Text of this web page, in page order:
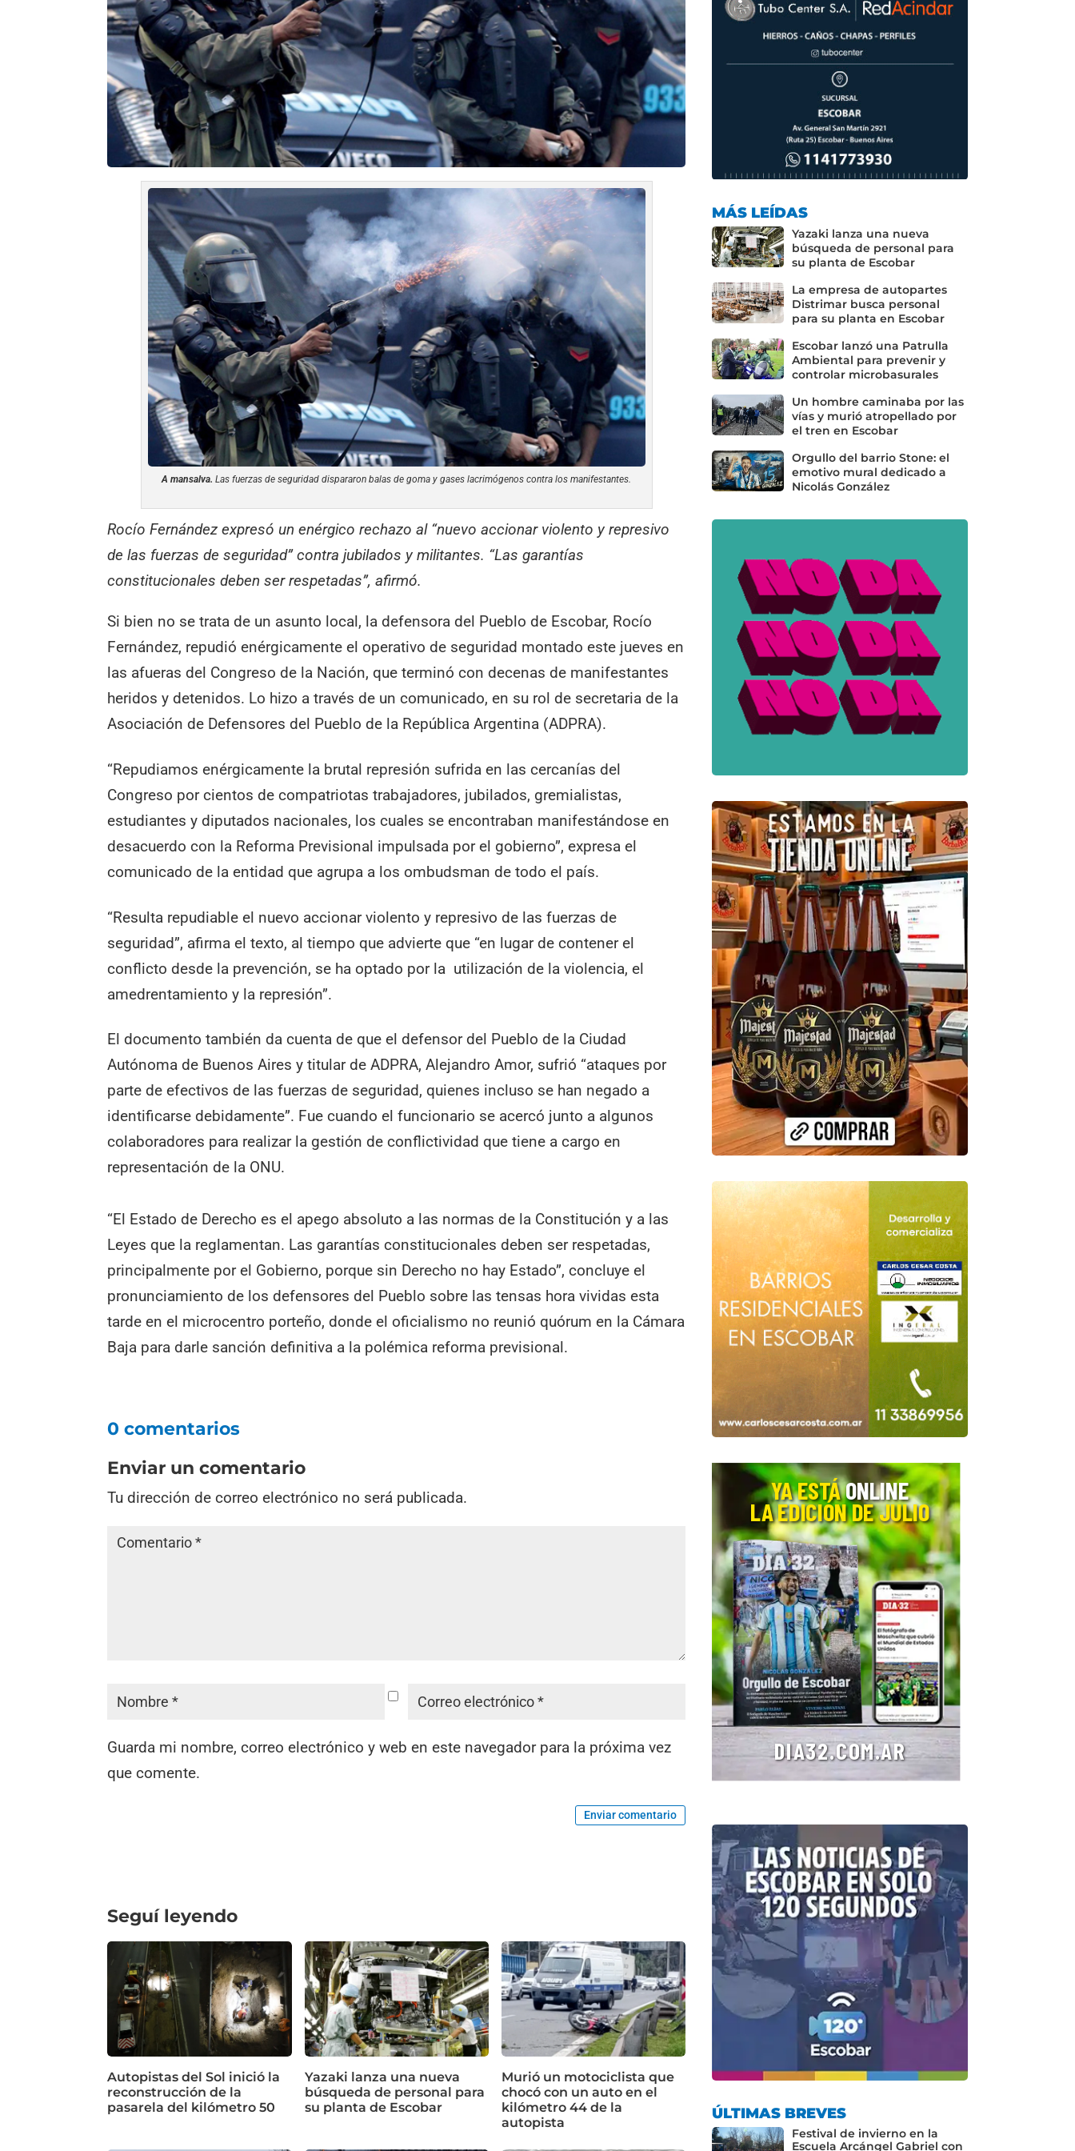
A mansalva. Las fuerzas de seguridad dispararon balas de goma y gases lacrimógenos contra los manifestantes.
Rocío Fernández expresó un enérgico rechazo al “nuevo accionar violento y represivo
de las fuerzas de seguridad” contra jubilados y militantes. “Las garantías
constitucionales deben ser respetadas”, afirmó.
Si bien no se trata de un asunto local, la defensora del Pueblo de Escobar, Rocío
Fernández, repudió enérgicamente el operativo de seguridad montado este jueves en
las afueras del Congreso de la Nación, que terminó con decenas de manifestantes
heridos y detenidos. Lo hizo a través de un comunicado, en su rol de secretaria de la
Asociación de Defensores del Pueblo de la República Argentina (ADPRA).
“Repudiamos enérgicamente la brutal represión sufrida en las cercanías del
Congreso por cientos de compatriotas trabajadores, jubilados, gremialistas,
estudiantes y diputados nacionales, los cuales se encontraban manifestándose en
desacuerdo con la Reforma Previsional impulsada por el gobierno”, expresa el
comunicado de la entidad que agrupa a los ombudsman de todo el país.
“Resulta repudiable el nuevo accionar violento y represivo de las fuerzas de
seguridad”, afirma el texto, al tiempo que advierte que “en lugar de contener el
conflicto desde la prevención, se ha optado por la utilización de la violencia, el
amedrentamiento y la represión”.
El documento también da cuenta de que el defensor del Pueblo de la Ciudad
Autónoma de Buenos Aires y titular de ADPRA, Alejandro Amor, sufrió “ataques por
parte de efectivos de las fuerzas de seguridad, quienes incluso se han negado a
identificarse debidamente”. Fue cuando el funcionario se acercó junto a algunos
colaboradores para realizar la gestión de conflictividad que tiene a cargo en
representación de la ONU.
“El Estado de Derecho es el apego absoluto a las normas de la Constitución y a las
Leyes que la reglamentan. Las garantías constitucionales deben ser respetadas,
principalmente por el Gobierno, porque sin Derecho no hay Estado”, concluye el
pronunciamiento de los defensores del Pueblo sobre las tensas hora vividas esta
tarde en el microcentro porteño, donde el oficialismo no reunió quórum en la Cámara
Baja para darle sanción definitiva a la polémica reforma previsional.
0 comentarios
Enviar un comentario
Tu dirección de correo electrónico no será publicada.
Guarda mi nombre, correo electrónico y web en este navegador para la próxima vez
que comente.
Enviar comentario
Seguí leyendo
Autopistas del Sol inició la
reconstrucción de la
pasarela del kilómetro 50
Yazaki lanza una nueva
búsqueda de personal para
su planta de Escobar
Murió un motociclista que
chocó con un auto en el
kilómetro 44 de la
autopista
MÁS LEÍDAS
Yazaki lanza una nueva
búsqueda de personal para
su planta de Escobar
La empresa de autopartes
Distrimar busca personal
para su planta en Escobar
Escobar lanzó una Patrulla
Ambiental para prevenir y
controlar microbasurales
Un hombre caminaba por las
vías y murió atropellado por
el tren en Escobar
Orgullo del barrio Stone: el
emotivo mural dedicado a
Nicolás González
ÚLTIMAS BREVES
Festival de invierno en la
Escuela Arcángel Gabriel con